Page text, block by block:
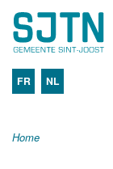
FR NL
Home